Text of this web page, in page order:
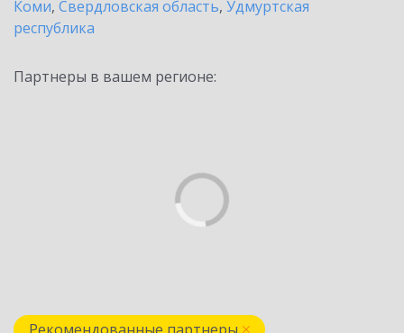
Коми, Свердловская область, Удмуртская
республика
Партнеры в вашем регионе: